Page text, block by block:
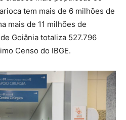
tem mais de 6 milhões de
mais de 11 milhões de
Goiânia totaliza 527.796
Censo do IBGE.